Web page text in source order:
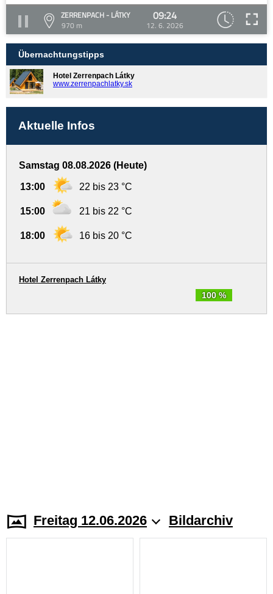
ZERRENPACH - LÁTKY
970 m
09:24
12. 6. 2026
Übernachtungstipps
Hotel Zerrenpach Látky
www.zerrenpachlatky.sk
Aktuelle Infos
Samstag 08.08.2026 (Heute)
13:00 22 bis 23 °C
15:00 21 bis 22 °C
18:00 16 bis 20 °C
100 %
Hotel Zerrenpach Látky
Freitag 12.06.2026 Bildarchiv